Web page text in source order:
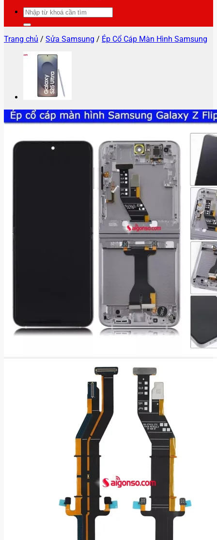
Tìm
kiếm:
Trang chủ / Sửa Samsung / Ép Cổ Cáp Màn Hình Samsung